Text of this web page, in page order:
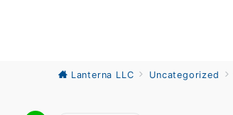
Lanterna LLC Uncategorized